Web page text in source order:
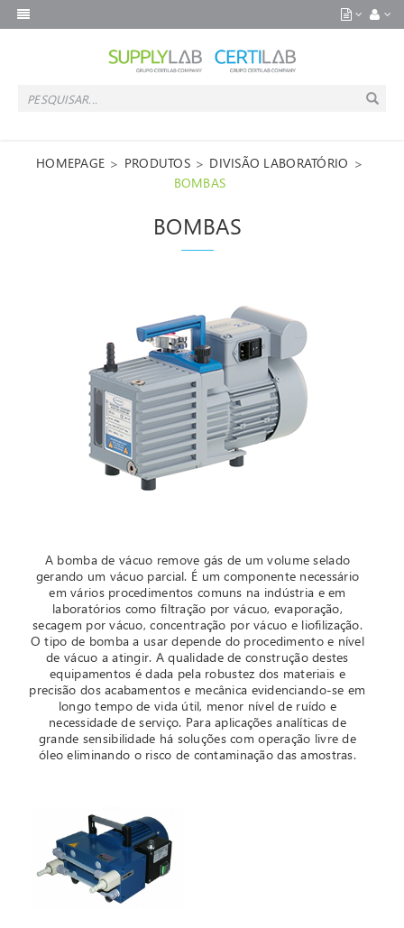
HOMEPAGE > PRODUTOS > DIVISÃO LABORATÓRIO >
BOMBAS
BOMBAS
A bomba de vácuo remove gás de um volume selado
gerando um vácuo parcial. É um componente necessário
em vários procedimentos comuns na indústria e em
laboratórios como filtração por vácuo, evaporação,
secagem por vácuo, concentração por vácuo e liofilização.
O tipo de bomba a usar depende do procedimento e nível
de vácuo a atingir. A qualidade de construção destes
equipamentos é dada pela robustez dos materiais e
precisão dos acabamentos e mecânica evidenciando-se em
longo tempo de vida útil, menor nível de ruído e
necessidade de serviço. Para aplicações analíticas de
grande sensibilidade há soluções com operação livre de
óleo eliminando o risco de contaminação das amostras.